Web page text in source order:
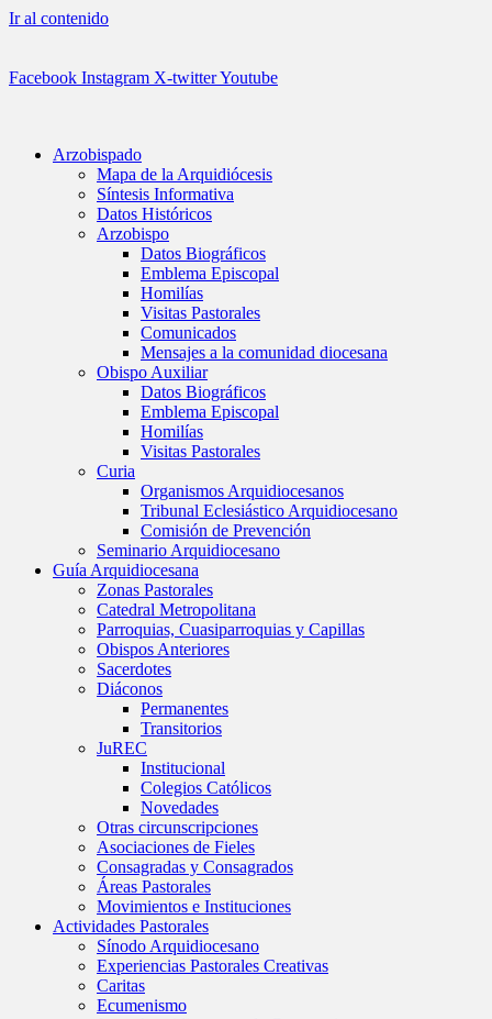
Ir al contenido
Facebook Instagram X-twitterYoutube
Arzobispado
Mapa de la Arquidiócesis
Síntesis Informativa
Datos Históricos
Arzobispo
Datos Biográficos
Emblema Episcopal
Homilías
Visitas Pastorales
Comunicados
Mensajes a la comunidad diocesana
Obispo Auxiliar
Datos Biográficos
Emblema Episcopal
Homilías
Visitas Pastorales
Curia
Organismos Arquidiocesanos
Tribunal Eclesiástico Arquidiocesano
Comisión de Prevención
Seminario Arquidiocesano
Guía Arquidiocesana
Zonas Pastorales
Catedral Metropolitana
Parroquias, Cuasiparroquias y Capillas
Obispos Anteriores
Sacerdotes
Diáconos
Permanentes
Transitorios
JuREC
Institucional
Colegios Católicos
Novedades
Otras circunscripciones
Asociaciones de Fieles
Consagradas y Consagrados
Áreas Pastorales
Movimientos e Instituciones
Actividades Pastorales
Sínodo Arquidiocesano
Experiencias Pastorales Creativas
Caritas
Ecumenismo